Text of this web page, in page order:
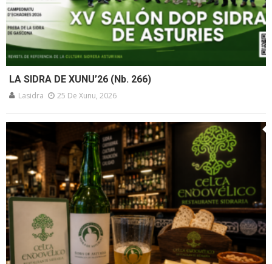
LA SIDRA DE XUNU’26 (Nb. 266)
Lasidra 25 De Xunu, 2026